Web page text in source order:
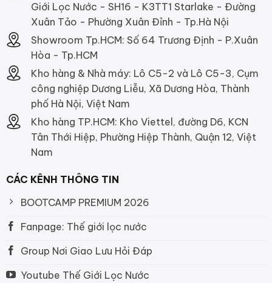
Giới Lọc Nước - SH16 - K3TT1 Starlake - Đường
Xuân Tảo - Phường Xuân Đỉnh - Tp.Hà Nội
Showroom Tp.HCM: Số 64 Trương Định - P.Xuân
Hòa - Tp.HCM
Kho hàng & Nhà máy: Lô C5-2 và Lô C5-3, Cụm
công nghiệp Dương Liễu, Xã Dương Hòa, Thành
phố Hà Nội, Việt Nam
Kho hàng TP.HCM: Kho Viettel, đường D6, KCN
Tân Thới Hiệp, Phường Hiệp Thành, Quận 12, Việt
Nam
CÁC KÊNH THÔNG TIN
BOOTCAMP PREMIUM 2026
Fanpage: Thế giới lọc nước
Group Nơi Giao Lưu Hỏi Đáp
Youtube Thế Giới Lọc Nước